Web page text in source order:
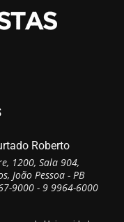
Roberto
1200, Sala 904,
João Pessoa - PB
9000 - 9 9964-6000